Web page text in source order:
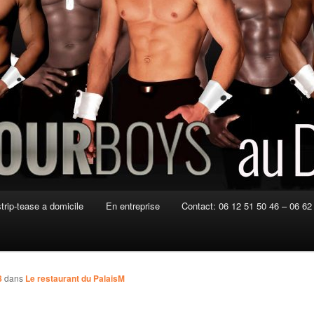
tease a domicile En entreprise Contact: 06 12 51 50 46 – 06
dans Le restaurant du PalaisM